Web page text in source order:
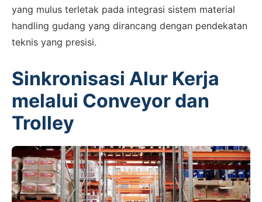
yang mulus terletak pada integrasi sistem material
handling gudang yang dirancang dengan pendekatan
teknis yang presisi.
Sinkronisasi Alur Kerja
melalui Conveyor dan
Trolley